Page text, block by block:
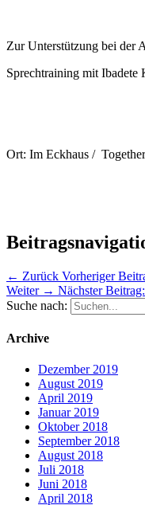
Zur Unterstützung bei der
Sprechtraining mit Ibadete
Ort: Im Eckhaus /
← Zurück Vorheriger
Weiter → Nächster Beitrag:
Suche nach:
Archive
Dezember 2019
August 2019
April 2019
Januar 2019
Oktober 2018
September 2018
August 2018
Juli 2018
Juni 2018
April 2018